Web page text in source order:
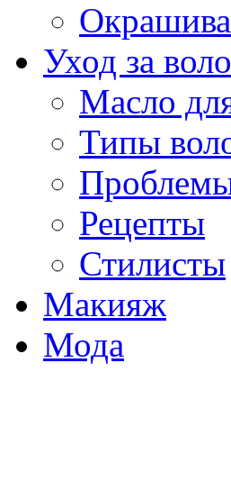
Уход за
Масло
Типы
Рецепты
Стилисты
Макияж
Мода